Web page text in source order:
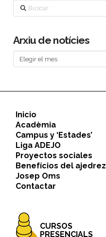
Buscar
Arxiu de notícies
Arxiu
de
Inicio
Acadèmia
Campus y ‘Estades’
Liga ADEJO
Proyectos sociales
Benefícios del ajedrez
Josep Oms
Contactar
CURSOS
PRESENCIALS